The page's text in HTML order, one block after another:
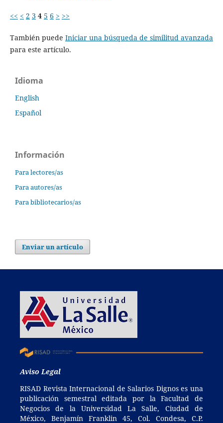
<< < 2 3 4 5 6 > >>
También puede Iniciar una búsqueda de similitud avanzada
para este artículo.
Idioma
English
Español
Información
Para lectores/as
Para autores/as
Para bibliotecarios/as
Enviar un artículo
Aviso Legal
RISAD Revista Internacional de Salarios Dignos es una
publicación semestral editada por la Facultad de
Negocios de la Universidad La Salle, Ciudad de
México, Benjamín Franklin 45, Col. Condesa, C.P.